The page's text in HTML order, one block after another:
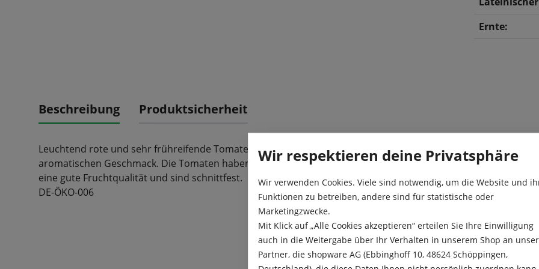
Ernte:
Beschreibung Produktsicherheit
Leuchtend rote und sehr frühreifende Tomate mit einem vorzüglichen und
aromatischen Geschmack. Die Tomaten haben ein Fruchtgewicht von ca. 100 g
eine gute Fruchtqualität und sind schnittfest.
DE-ÖKO-006
Aussaat:
Aussaattiefe:
Besonderheit:
Ernte:
Farbe:
Wir respektieren deine Privatsphäre
Wir verwenden Cookies. Viele sind notwendig, um die Website und
Funktionen zu betreiben, andere sind für statistische oder
Marketingzwecke.
Mit Klick auf „Alle Cookies akzeptieren“ erteilen Sie Ihre Einwilligung
auch in die Weitergabe über Ihr Verhalten in unserem Shop an
Partner, die shopware AG (Ebbinghoff 10, 48624 Schöppingen,